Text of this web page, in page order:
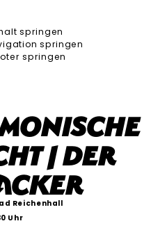
springen
springen
springen
| Der
Reichenhall
Uhr